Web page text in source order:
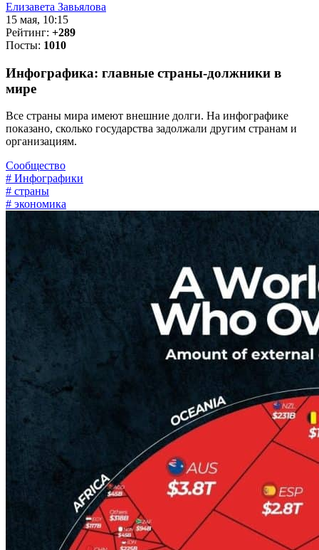
Елизавета Завьялова
15 мая, 10:15
Рейтинг: +289
Посты: 1010
Инфографика: главные страны-должники в
мире
Все страны мира имеют внешние долги. На инфографике
показано, сколько государства задолжали другим странам и
организациям.
Сообщество
# Инфографики
# страны
# экономика